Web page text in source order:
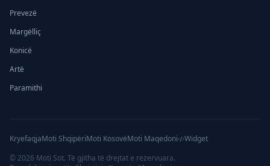
Prevezë
Margëlliç
Konicë
Artë
Paramithi
KryefaqjaMoti ShqipëriMoti KosovëMoti Maqedoni
Widget
© 2026 Moti Sot. Të gjitha të drejtat e rezervuara.